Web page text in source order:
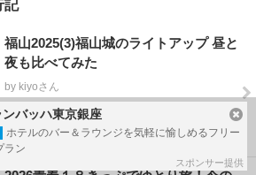
記
福山2025(3)福山城のライトアップ 昼と
夜も比べてみた
by kiyoさん
2025/10/20 - 2025/10/20
# 福山 #福山城 # 福山城ライトアップ
バッハ東京銀座
ホテルのバー＆ラウンジを気軽に愉しめるフリー
ラン
スポンサー提供